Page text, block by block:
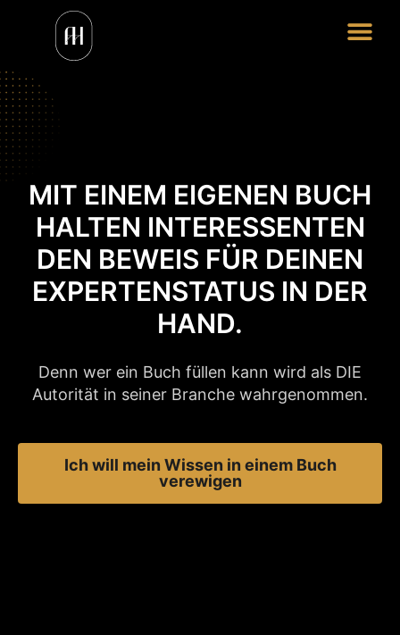
MIT EINEM EIGENEN BUCH
HALTEN INTERESSENTEN
DEN BEWEIS FÜR DEINEN
EXPERTENSTATUS IN DER
HAND.
Denn wer ein Buch füllen kann wird als DIE
Autorität in seiner Branche wahrgenommen.
Ich will mein Wissen in einem Buch
verewigen